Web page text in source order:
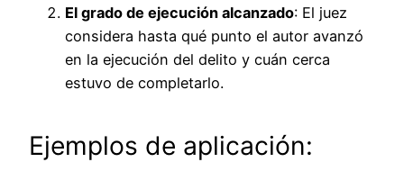
El grado de ejecución alcanzado: El juez
considera hasta qué punto el autor avanzó
en la ejecución del delito y cuán cerca
estuvo de completarlo.
Ejemplos de aplicación: